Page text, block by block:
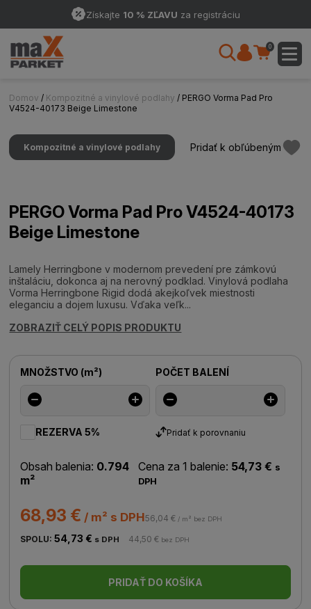
Získajte 10 % ZĽAVU za registráciu
0
Domov / Kompozitné a vinylové podlahy / PERGO Vorma Pad Pro
V4524-40173 Beige Limestone
Kompozitné a vinylové podlahy Pridať k obľúbeným
PERGO Vorma Pad Pro V4524-40173
Beige Limestone
Lamely Herringbone v modernom prevedení pre zámkovú
inštaláciu, dokonca aj na nerovný podklad. Vinylová podlaha
Vorma Herringbone Rigid dodá akejkoľvek miestnosti
eleganciu a dojem luxusu. Vďaka veľk...
ZOBRAZIŤ CELÝ POPIS PRODUKTU
MNOŽSTVO (m²) POČET BALENÍ
REZERVA 5% Pridať k porovnaniu
Obsah balenia: 0.794
m²
Cena za 1 balenie: 54,73 € s
DPH
68,93 € / m² s DPH56,04 € / m² bez DPH
SPOLU:54,73 € s DPH 44,50 € bez DPH
PRIDAŤ DO KOŠÍKA